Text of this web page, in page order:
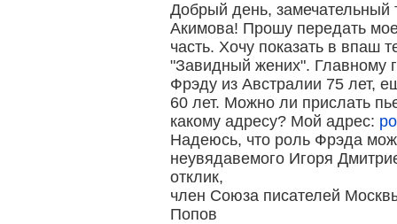
Добрый день,
Акимова! Прошу передать
часть. Хочу показать в впаш
"Завидный жених". Главному
Фрэду из Австралии 75 лет,
60 лет. Можно ли прислать
какому адресу? Мой адрес:
Надеюсь, что роль Фрэда
неувядавемого Игоря
отклик,
член Союза писателей
Попов